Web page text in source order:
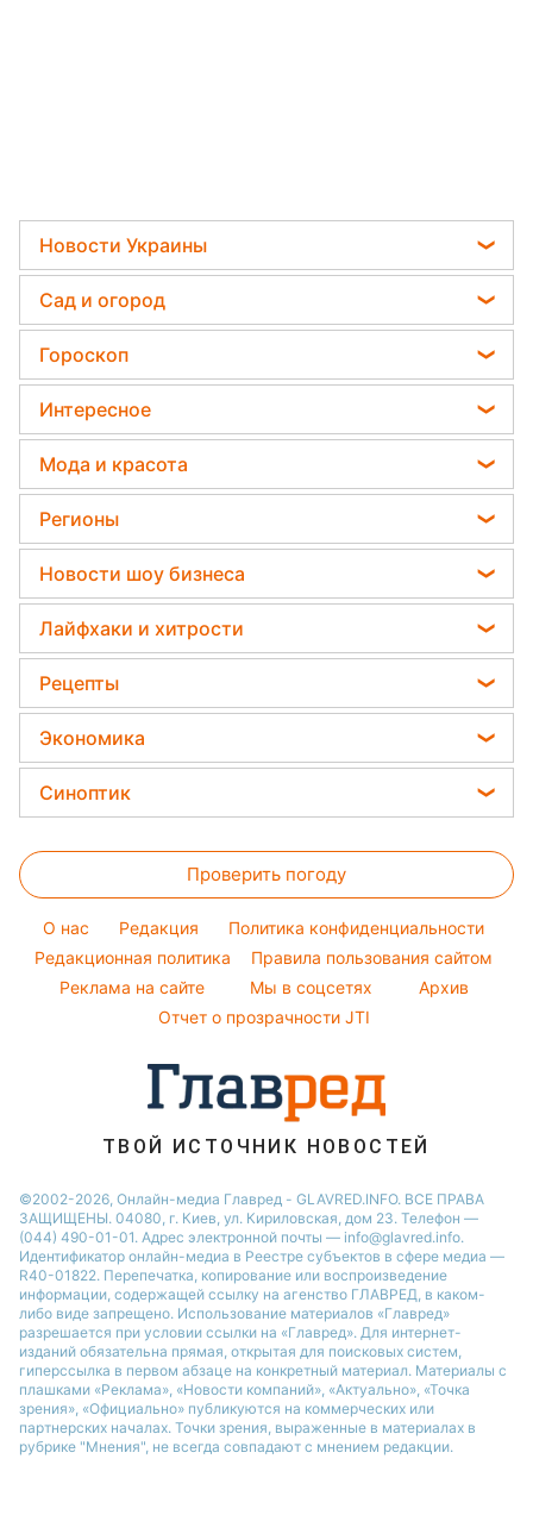
Полнолуние в декабре 2020:
астролог назвала главные
угрозы
Екатерина Присяжнюк
30 декабря 2020, 04:27
астролог / Reuters
В декабрьское полнолуние нельзя
давать в долг, подчеркнула эксперт.
Реклама
ad
Последнее полнолуние 2020 будет в среду, 30